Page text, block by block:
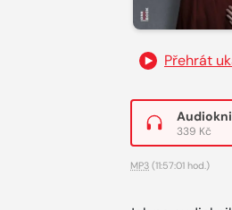
Přehrát
339 Kč
MP3 (11:57:01 hod.)